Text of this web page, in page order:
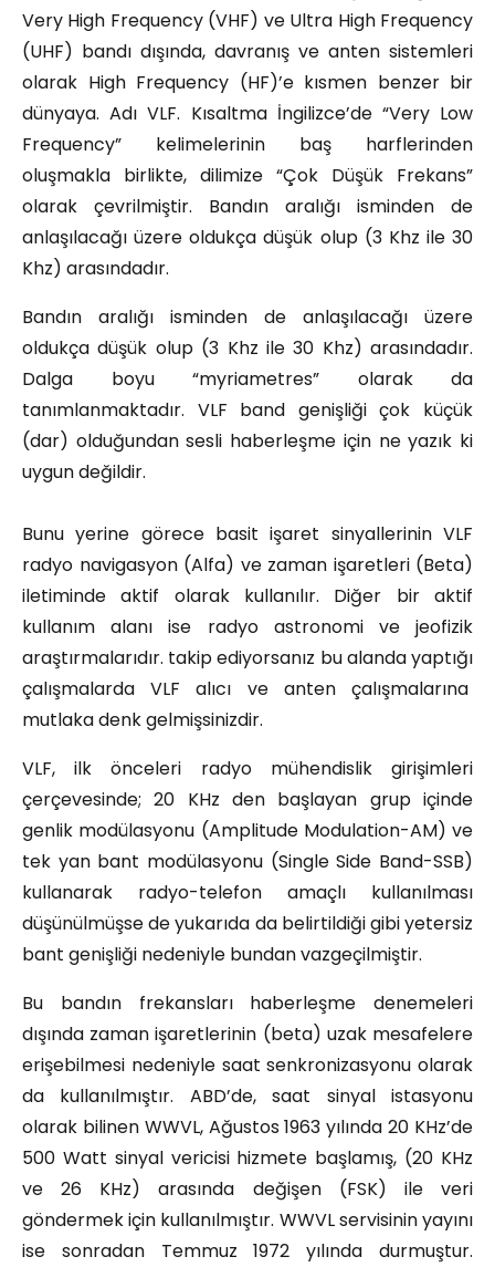
Very High Frequency (VHF) ve Ultra High Frequency
(UHF) bandı dışında, davranış ve anten sistemleri
olarak High Frequency (HF)’e kısmen benzer bir
dünyaya. Adı VLF. Kısaltma İngilizce’de “Very Low
Frequency” kelimelerinin baş harflerinden
oluşmakla birlikte, dilimize “Çok Düşük Frekans”
olarak çevrilmiştir. Bandın aralığı isminden de
anlaşılacağı üzere oldukça düşük olup (3 Khz ile 30
Khz) arasındadır.
Bandın aralığı isminden de anlaşılacağı üzere
oldukça düşük olup (3 Khz ile 30 Khz) arasındadır.
Dalga boyu “myriametres” olarak da
tanımlanmaktadır. VLF band genişliği çok küçük
(dar) olduğundan sesli haberleşme için ne yazık ki
uygun değildir.
Bunu yerine görece basit işaret sinyallerinin VLF
radyo navigasyon (Alfa) ve zaman işaretleri (Beta)
iletiminde aktif olarak kullanılır. Diğer bir aktif
kullanım alanı ise radyo astronomi ve jeofizik
araştırmalarıdır. takip ediyorsanız bu alanda yaptığı
çalışmalarda VLF alıcı ve anten çalışmalarına
mutlaka denk gelmişsinizdir.
VLF, ilk önceleri radyo mühendislik girişimleri
çerçevesinde; 20 KHz den başlayan grup içinde
genlik modülasyonu (Amplitude Modulation-AM) ve
tek yan bant modülasyonu (Single Side Band-SSB)
kullanarak radyo-telefon amaçlı kullanılması
düşünülmüşse de yukarıda da belirtildiği gibi yetersiz
bant genişliği nedeniyle bundan vazgeçilmiştir.
Bu bandın frekansları haberleşme denemeleri
dışında zaman işaretlerinin (beta) uzak mesafelere
erişebilmesi nedeniyle saat senkronizasyonu olarak
da kullanılmıştır. ABD’de, saat sinyal istasyonu
olarak bilinen WWVL, Ağustos 1963 yılında 20 KHz’de
500 Watt sinyal vericisi hizmete başlamış, (20 KHz
ve 26 KHz) arasında değişen (FSK) ile veri
göndermek için kullanılmıştır. WWVL servisinin yayını
ise sonradan Temmuz 1972 yılında durmuştur.